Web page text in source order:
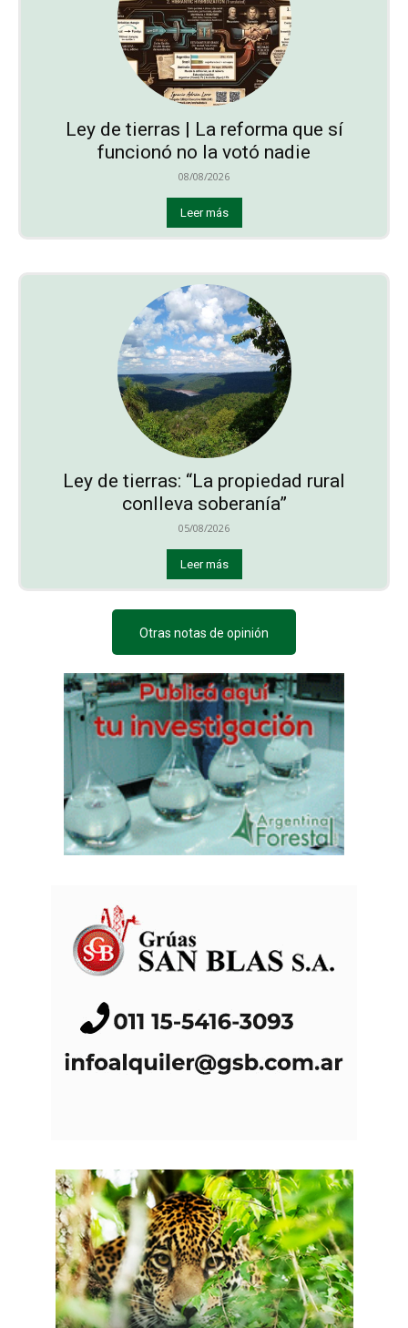
Ley de tierras | La reforma que sí
funcionó no la votó nadie
08/08/2026
Leer más
Ley de tierras: “La propiedad rural
conlleva soberanía”
05/08/2026
Leer más
Otras notas de opinión